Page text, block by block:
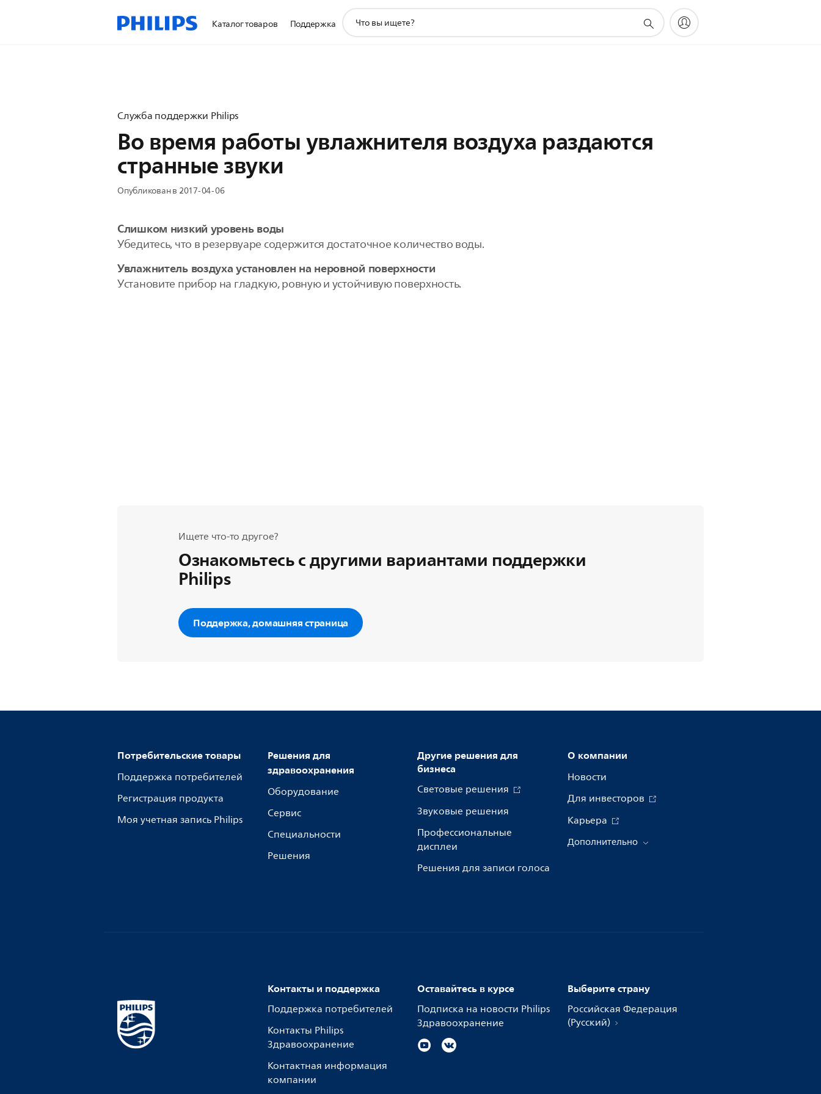
Каталог товаров Поддержка
поддержки
Служба поддержки Philips
Во время работы увлажнителя воздуха раздаются
странные звуки
Опубликован в 2017-04-06
Слишком низкий уровень воды
Убедитесь, что в резервуаре содержится достаточное количество воды.
Увлажнитель воздуха установлен на неровной поверхности
Установите прибор на гладкую, ровную и устойчивую поверхность.
Ищете что-то другое?
Ознакомьтесь с другими вариантами поддержки
Philips
Поддержка, домашняя страница
Потребительские товары
Поддержка потребителей
Регистрация продукта
Моя учетная запись Philips
Решения для
здравоохранения
Оборудование
Сервис
Специальности
Решения
Другие решения для
бизнеса
Световые решения
Звуковые решения
Профессиональные
дисплеи
Решения для записи голоса
О компании
Новости
Для инвесторов
Карьера
Дополнительно
Контакты и поддержка
Поддержка потребителей
Контакты Philips
Здравоохранение
Контактная информация
компании
Оставайтесь в курсе
Подписка на новости Philips
Здравоохранение
Выберите страну
Российская Федерация
(Русский)